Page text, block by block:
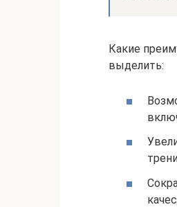
Какие
выделить: